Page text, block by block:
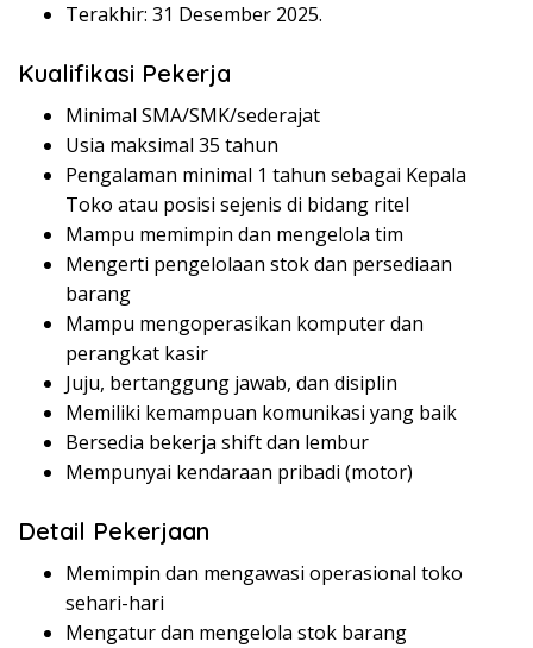
Terakhir: 31 Desember 2025.
Kualifikasi Pekerja
Minimal SMA/SMK/sederajat
Usia maksimal 35 tahun
Pengalaman minimal 1 tahun sebagai Kepala
Toko atau posisi sejenis di bidang ritel
Mampu memimpin dan mengelola tim
Mengerti pengelolaan stok dan persediaan
barang
Mampu mengoperasikan komputer dan
perangkat kasir
Juju, bertanggung jawab, dan disiplin
Memiliki kemampuan komunikasi yang baik
Bersedia bekerja shift dan lembur
Mempunyai kendaraan pribadi (motor)
Detail Pekerjaan
Memimpin dan mengawasi operasional toko
sehari-hari
Mengatur dan mengelola stok barang